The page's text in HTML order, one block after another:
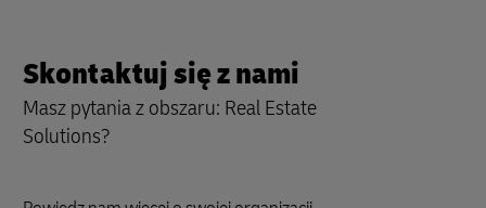
Skontaktuj się z nami
Masz pytania z obszaru: Real Estate
Solutions?